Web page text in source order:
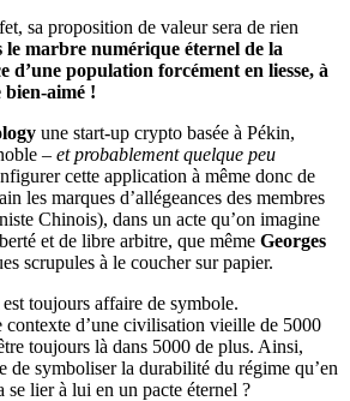
sa proposition de valeur sera de rien
le marbre numérique éternel de la
d’une population forcément en liesse, à
aimé !
une start-up crypto basée à Pékin,
– et probablement quelque peu
cette application à même donc de
les marques d’allégeances des membres
Chinois), dans un acte qu’on imagine
et de libre arbitre, que même Georges
scrupules à le coucher sur papier.
toujours affaire de symbole.
contexte d’une civilisation vieille de 5000
toujours là dans 5000 de plus. Ainsi,
de symboliser la durabilité du régime qu’en
se lier à lui en un pacte éternel ?